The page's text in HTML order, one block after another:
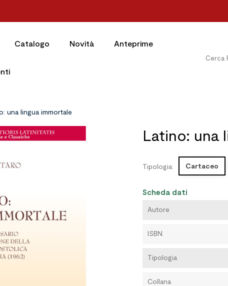
Catalogo Novità Anteprime
una lingua immortale
Latino: una
Tipologia: Cartaceo
Scheda dati
Autore
ISBN
Tipologia
Collana